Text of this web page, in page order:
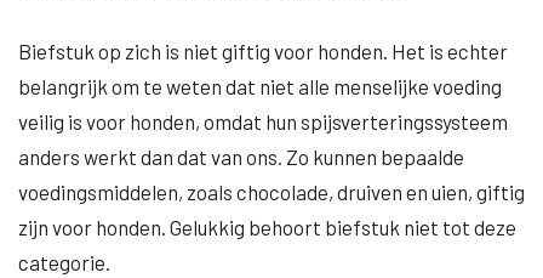
Biefstuk op zich is niet giftig voor honden. Het is echter
belangrijk om te weten dat niet alle menselijke voeding
veilig is voor honden, omdat hun spijsverteringssysteem
anders werkt dan dat van ons. Zo kunnen bepaalde
voedingsmiddelen, zoals chocolade, druiven en uien, giftig
zijn voor honden. Gelukkig behoort biefstuk niet tot deze
categorie.